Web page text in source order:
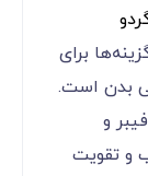
برای
بدن است.
اسیدهای چرب امگا-3، فیبر و
و تقویت